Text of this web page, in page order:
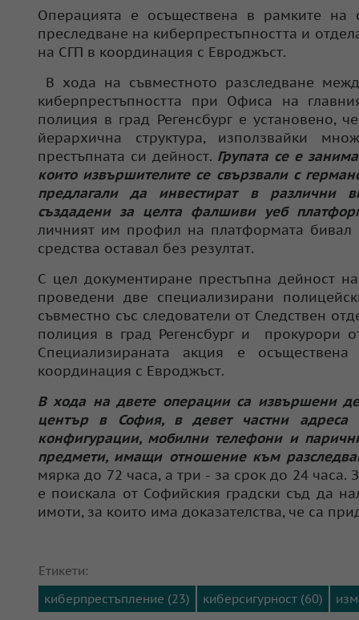
Операцията е осъществена в рамките на
преследване на киберпрестъпността и
на СГП в координация с Евроджъст.
В хода на съвместното разследване
киберпрестъпността при Офиса на
полиция в град Регенсбург е установено,
йерархична структура, използвайки
престъпната си дейност. Групата се е
които извършителите се свързвали с
предлагали да инвестират в различни
създадени за целта фалшиви уеб
личният им профил на платформата бивал
средства оставал без резултат.
С цел документиране престъпна дейност
проведени две специализирани
съвместно със следователи от Следствен
полиция в град Регенсбург и прокурори
Специализираната акция е
координация с Евроджъст.
В хода на двете операции са извършени
център в София, в девет частни адреса
конфигурации, мобилни телефони и
предмети, имащи отношение към
мярка до 72 часа, а три - за срок до 24 часа.
е поискала от Софийския градски съд да
имоти, за които има доказателства, че са
Етикети:
киберпрестъпление (23)
киберсигурност (60)